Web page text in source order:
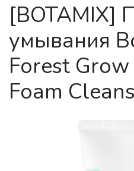
[BOTAMIX]
умывания
Forest
Foam